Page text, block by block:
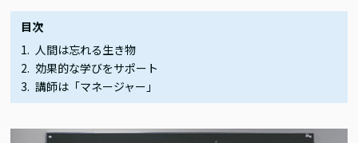
目次
人間は忘れる生き物
効果的な学びをサポート
講師は「マネージャー」